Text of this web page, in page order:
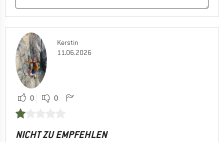
Kerstin
11.06.2026
0 0
NICHT ZU EMPFEHLEN